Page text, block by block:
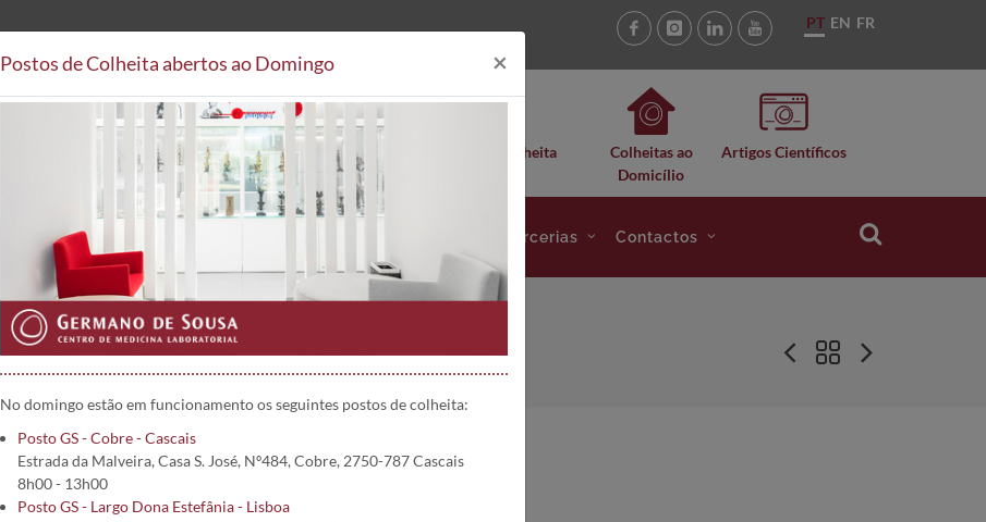
PT EN FR
Análises Clínicas Postos de Colheita
Colheitas ao
Domicílio
Artigos Científicos
Áreas Clínicas Projetos e Parcerias Contactos
Postos de Colheita abertos ao Domingo ×
No domingo estão em funcionamento os seguintes postos de colheita:
Posto GS - Cobre - Cascais
Estrada da Malveira, Casa S. José, Nº484, Cobre, 2750-787 Cascais
8h00 - 13h00
Posto GS - Largo Dona Estefânia - Lisboa